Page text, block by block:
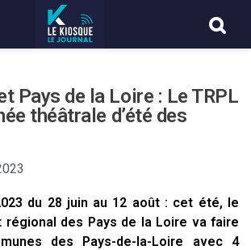
Pays de la Loire : Le TRPL
théâtrale d’été des
du 28 juin au 12 août : cet été, le
des Pays de la Loire va faire
des Pays-de-la-Loire avec 4